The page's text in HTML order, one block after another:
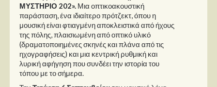
ΜΥΣΤΗΡΙΟ 202». Μια οπτικοακουστική
παράσταση, ένα ιδιαίτερο πρότζεκτ, όπου η
μουσική είναι φτιαγμένη αποκλειστικά από ήχους
της πόλης, πλαισιωμένη από οπτικό υλικό
(δραματοποιημένες σκηνές και πλάνα από τις
ηχογραφήσεις) και μια κεντρική ρυθμική και
λυρική αφήγηση που συνδέει την ιστορία του
τόπου με το σήμερα.